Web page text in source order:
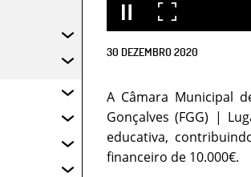
30 DEZEMBRO2020
A Câmara Municipal
Gonçalves (FGG) |
educativa,
financeiro de 10.000€.